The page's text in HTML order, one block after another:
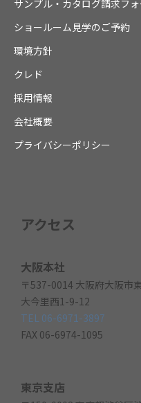
サンプル・カタログ請求フ
ショールーム見学のご予約
環境方針
クレド
採用情報
会社概要
プライバシーポリシー
アクセス
大阪本社
〒537-0014 大阪府大阪市
大今里西1-9-12
TEL 06-6971-3897
FAX 06-6974-1095
東京支店